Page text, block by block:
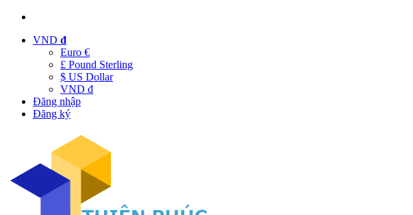
VND đ
Euro €
£ Pound Sterling
$ US Dollar
VND đ
Đăng nhập
Đăng ký